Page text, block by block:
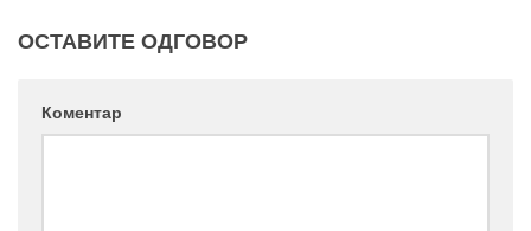
ОСТАВИТЕ ОДГОВОР
Коментар